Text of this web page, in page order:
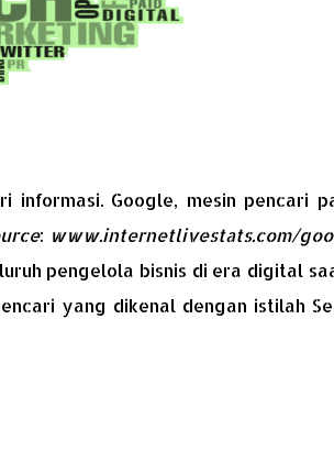
informasi. Google, mesin pencari
: www.internetlivestats.com/
pengelola bisnis di era digital
yang dikenal dengan istilah